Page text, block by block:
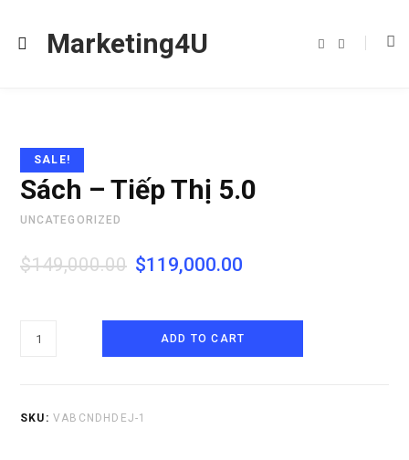
Marketing4U
SALE!
Sách – Tiếp Thị 5.0
UNCATEGORIZED
$149,000.00 $119,000.00
5.0
ADD TO CART
SKU: VABCNDHDEJ-1